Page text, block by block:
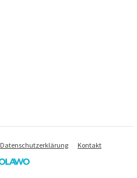
Datenschutzerklärung Kontakt